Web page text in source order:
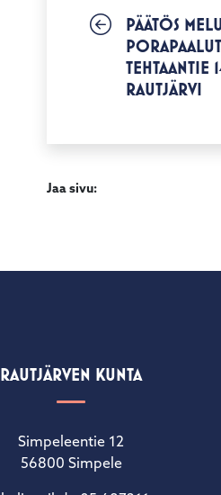
PÄÄTÖS
TEHTAANTIE
RAUTJÄRVI
Jaa sivu:
RAUTJÄRVEN KUNTA
Simpeleentie 12
56800 Simpele